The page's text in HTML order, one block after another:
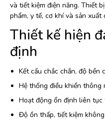
và tiết kiệm điện năng. Thiết
phẩm, y tế, cơ khí và sản xuất
Thiết kế hiện
định
Kết cấu chắc chắn, độ bền
Hệ thống điều khiển thông
Hoạt động ổn định liên
Độ ồn thấp, tiết kiệm